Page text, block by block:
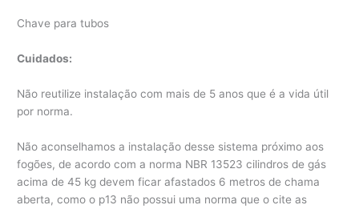
Chave para tubos
Cuidados:
Não reutilize instalação com mais de 5 anos que é a vida útil
por norma.
Não aconselhamos a instalação desse sistema próximo aos
fogões, de acordo com a norma NBR 13523 cilindros de gás
acima de 45 kg devem ficar afastados 6 metros de chama
aberta, como o p13 não possui uma norma que o cite as